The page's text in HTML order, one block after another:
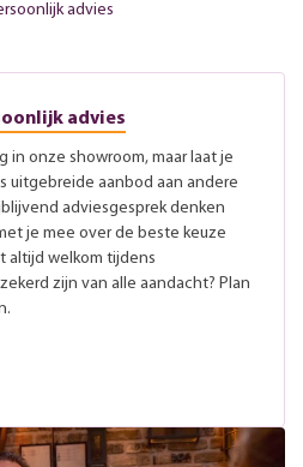
advies
advies
in onze showroom, maar laat je
uitgebreide aanbod aan andere
adviesgesprek denken
je mee over de beste keuze
altijd welkom tijdens
zijn van alle aandacht? Plan